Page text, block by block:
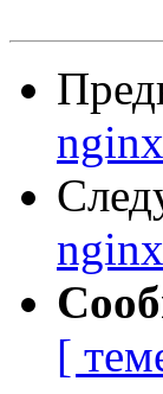
[